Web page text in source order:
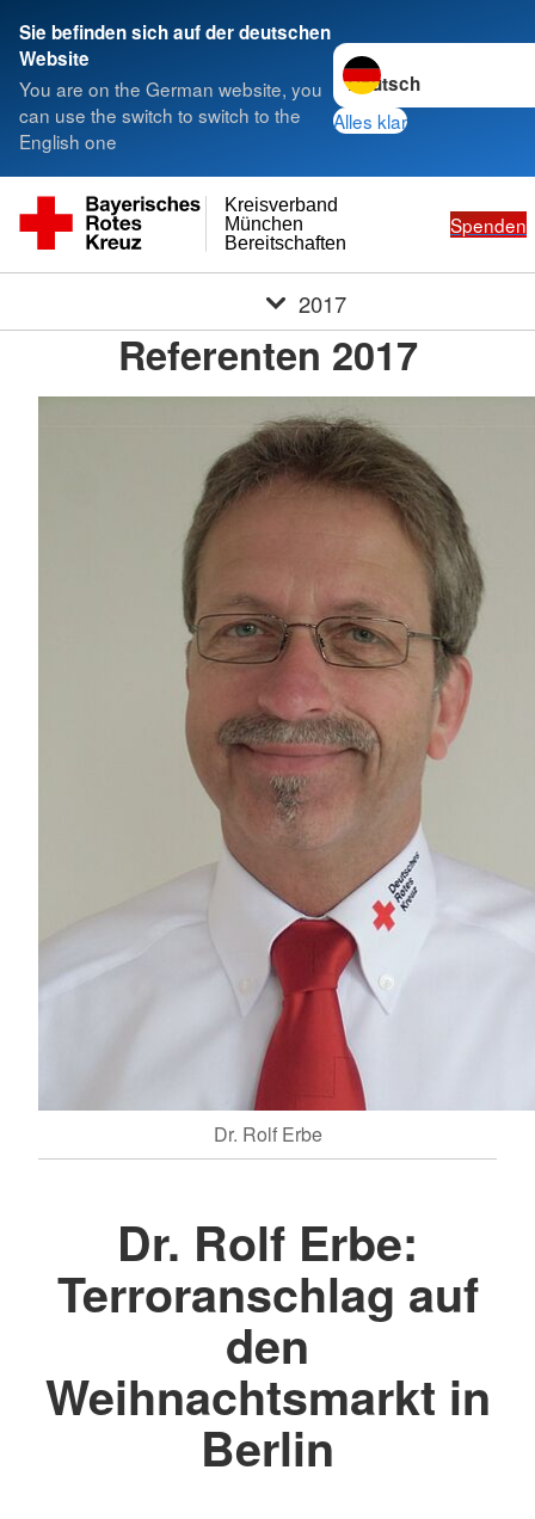
Sie befinden sich auf der deutschen
Website
You are on the German website, you
can use the switch to switch to the
English one
Sprache wechseln zu
Alles klar
Bereitschaften
München
Kreisverband
Spenden
2017
Referenten 2017
Dr. Rolf Erbe
Dr. Rolf Erbe:
Terroranschlag auf
den
Weihnachtsmarkt in
Berlin